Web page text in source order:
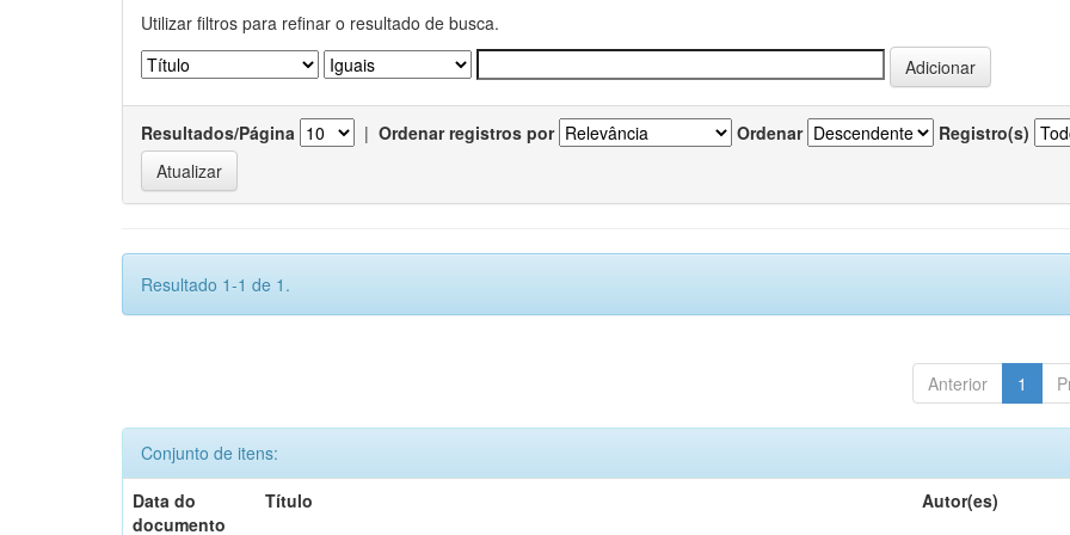
Utilizar filtros para refinar o resultado de busca.
Resultados/Página | Ordenar registros por Ordenar Registro(s)
Resultado 1-1 de 1.
Anterior 1
Conjunto de itens:
Data do
documento
Título Autor(es)